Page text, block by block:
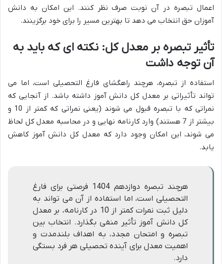
اعمال تبصره در آن نوبت صرف نظر کنند. این امکان به دانش
آموزان حق انتخاب می دهد تا بهترین مسیر را برای خود برگزینند.
تأثیر تبصره بر معدل کل: نکته ای که باید به
آن توجه داشت
استفاده از تبصره، هرچند راهگشای فارغ التحصیلی است، اما می
تواند تأثیراتی بر معدل کل دانش آموز داشته باشد. از آنجایی که
نمراتی که با تبصره قبول می شوند (یعنی نمراتی که کمتر از 10 و
بیشتر از 7 هستند) وارد کارنامه نهایی و در محاسبه معدل کل لحاظ
می شوند، این امکان وجود دارد که معدل کل دانش آموز کاهش
یابد.
هرچند تبصره دوازدهم 1404 فرصتی برای فارغ
التحصیلی است، اما استفاده از آن می تواند به
دلیل ثبت نمرات کمتر از 10 در کارنامه، بر معدل
کل دانش آموز تأثیر منفی بگذارد. انتخاب بین
تبصره و امتحان مجدد، به اهداف بلندمدت و
اهمیت معدل برای آینده تحصیلی هر فرد بستگی
دارد.